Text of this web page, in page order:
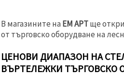
В магазините на ЕМ АРТще
от търговско оборудване на
ЦЕНОВИ ДИАПАЗОН НА
ВЪРТЕЛЕЖКИ ТЪРГОВСКО